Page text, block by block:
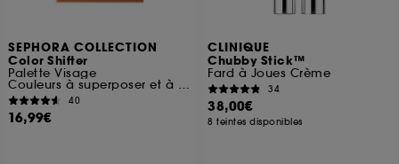
SEPHORA COLLECTION
Color Shifter
Palette Visage
Couleurs à superposer et à transformer
40
16,99€
CLINIQUE
Chubby Stick™
Fard à Joues Crème
34
38,00€
8 teintes disponibles